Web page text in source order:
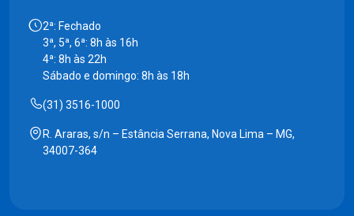
2ª: Fechado
3ª, 5ª, 6ª: 8h às 16h
4ª: 8h às 22h
Sábado e domingo: 8h às 18h
(31) 3516-1000
R. Araras, s/n – Estância Serrana, Nova Lima – MG,
34007-364